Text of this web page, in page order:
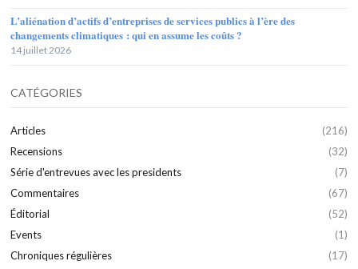
L’aliénation d’actifs d’entreprises de services publics à l’ère des
changements climatiques : qui en assume les coûts ?
14 juillet 2026
CATÉGORIES
Articles
(216)
Recensions
(32)
Série d'entrevues avec les presidents
(7)
Commentaires
(67)
Éditorial
(52)
Events
(1)
Chroniques régulières
(17)